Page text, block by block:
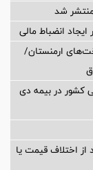
انضباط مالی
ارمنستان/
کشور در بیمه دی
از اختلاف قیمت یا